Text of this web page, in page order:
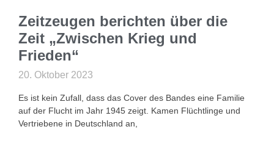
Zeitzeugen berichten über die
Zeit „Zwischen Krieg und
Frieden“
20. Oktober 2023
Es ist kein Zufall, dass das Cover des Bandes eine Familie
auf der Flucht im Jahr 1945 zeigt. Kamen Flüchtlinge und
Vertriebene in Deutschland an,